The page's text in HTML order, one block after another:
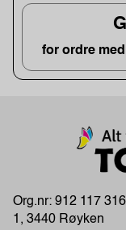
for ordre
Org.nr: 912 117
1, 3440 Røyken